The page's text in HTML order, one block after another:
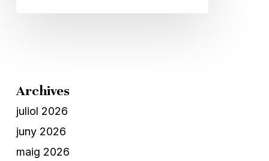
Archives
juliol 2026
juny 2026
maig 2026